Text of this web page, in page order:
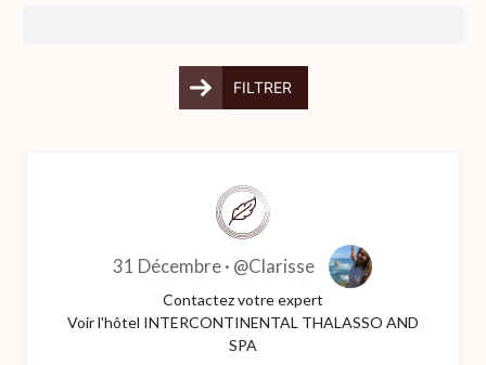
FILTRER
31 Décembre · @Clarisse
Contactez votre expert
Voir l'hôtel INTERCONTINENTAL THALASSO AND
SPA